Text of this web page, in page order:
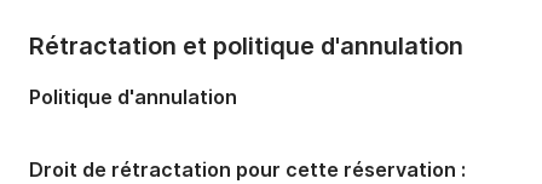
Nombre de cabines:
Rétractation et politique d'annulation
Politique d'annulation
Droit de rétractation pour cette réservation :